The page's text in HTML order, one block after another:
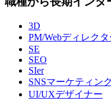
3D
PM/Webディレクタ
SE
SEO
SIer
SNSマーケティン
UI/UXデザイナー